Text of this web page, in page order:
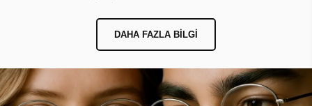
DAHA FAZLA BILGI